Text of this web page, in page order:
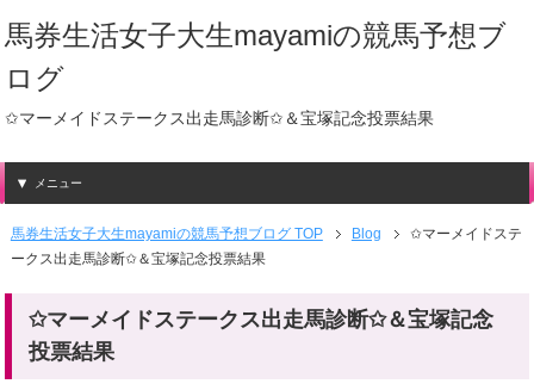
馬券生活女子大生mayamiの競馬予想ブ
ログ
✩マーメイドステークス出走馬診断✩＆宝塚記念投票結果
メニュー
馬券生活女子大生mayamiの競馬予想ブログ TOP Blog
✩マーメイドステ
ークス出走馬診断✩＆宝塚記念投票結果
✩マーメイドステークス出走馬診断✩＆宝塚記念
投票結果